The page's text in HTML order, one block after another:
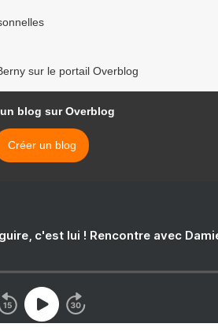
sur le portail Overblog
blog sur Overblog
Créer un blog
c'est lui ! Rencontre avec